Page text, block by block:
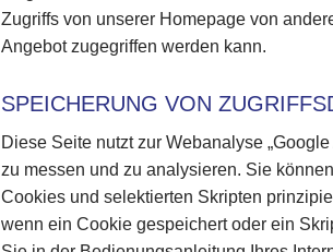
Zugriffs von unserer Homepage von
Angebot zugegriffen werden kann.
SPEICHERUNG VON
Diese Seite nutzt zur Webanalyse
zu messen und zu analysieren. Sie
Cookies und selektierten Skripten
wenn ein Cookie gespeichert oder ein